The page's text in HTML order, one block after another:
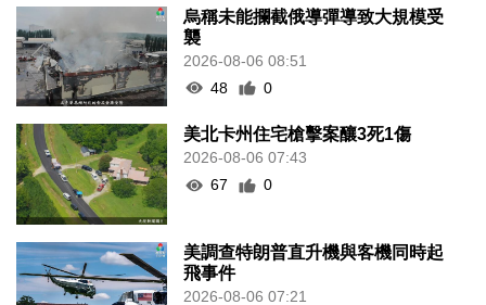
烏稱未能攔截俄導彈導致大規模受
襲
2026-08-06 08:51
48
0
美北卡州住宅槍擊案釀3死1傷
2026-08-06 07:43
67
0
美調查特朗普直升機與客機同時起
飛事件
2026-08-06 07:21